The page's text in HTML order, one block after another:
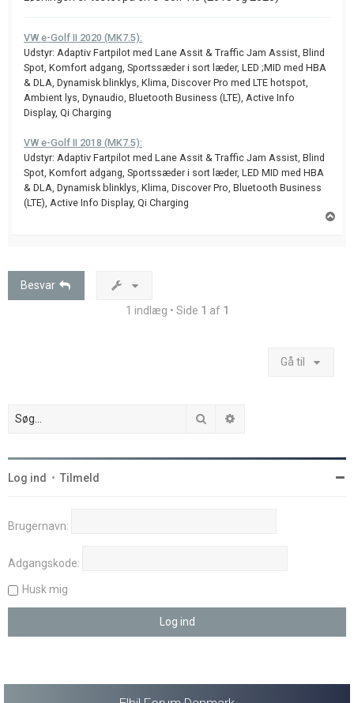
VW e-Golf II 2020 (MK7.5):
Udstyr: Adaptiv Fartpilot med Lane Assit & Traffic Jam Assist, Blind
Spot, Komfort adgang, Sportssæder i sort læder, LED ;MID med HBA
& DLA, Dynamisk blinklys, Klima, Discover Pro med LTE hotspot,
Ambient lys, Dynaudio, Bluetooth Business (LTE), Active Info
Display, Qi Charging
VW e-Golf II 2018 (MK7.5):
Udstyr: Adaptiv Fartpilot med Lane Assit & Traffic Jam Assist, Blind
Spot, Komfort adgang, Sportssæder i sort læder, LED MID med HBA
& DLA, Dynamisk blinklys, Klima, Discover Pro, Bluetooth Business
(LTE), Active Info Display, Qi Charging
Besvar
1 indlæg • Side 1 af 1
Gå til
Søg
Log ind • Tilmeld
Brugernavn:
Adgangskode:
Husk mig